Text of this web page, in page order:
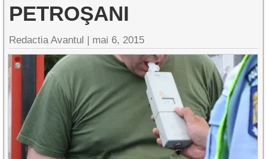
PETROŞANI
Redactia Avantul | mai 6, 2015